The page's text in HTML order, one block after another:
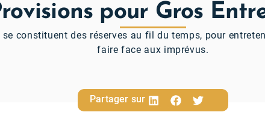
pour Gros
se constituent des réserves au fil du temps, pour
faire face aux imprévus.
Partager sur